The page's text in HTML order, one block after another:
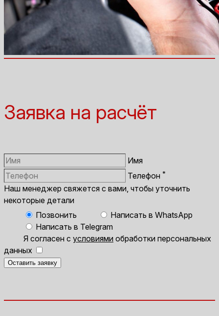
Заявка на расчёт
Имя
Телефон *
Наш менеджер свяжется с вами, чтобы уточнить
некоторые детали
Позвонить
Написать в WhatsApp
Написать в Telegram
Я согласен с условиями обработки персональных
данных
Оставить заявку